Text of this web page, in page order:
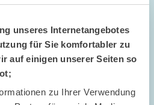
unseres Internetangebotes
für Sie komfortabler zu
auf einigen unserer Seiten so
zu Ihrer Verwendung